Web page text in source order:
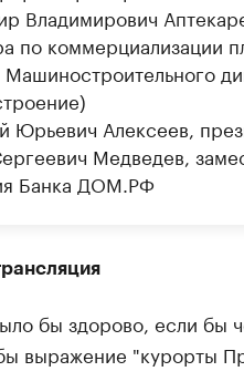
Владимирович
по коммерциализации
Юрьевич Алексеев,
Медведев,
Банка ДОМ.РФ
бы здорово, если бы
выражение "курорты